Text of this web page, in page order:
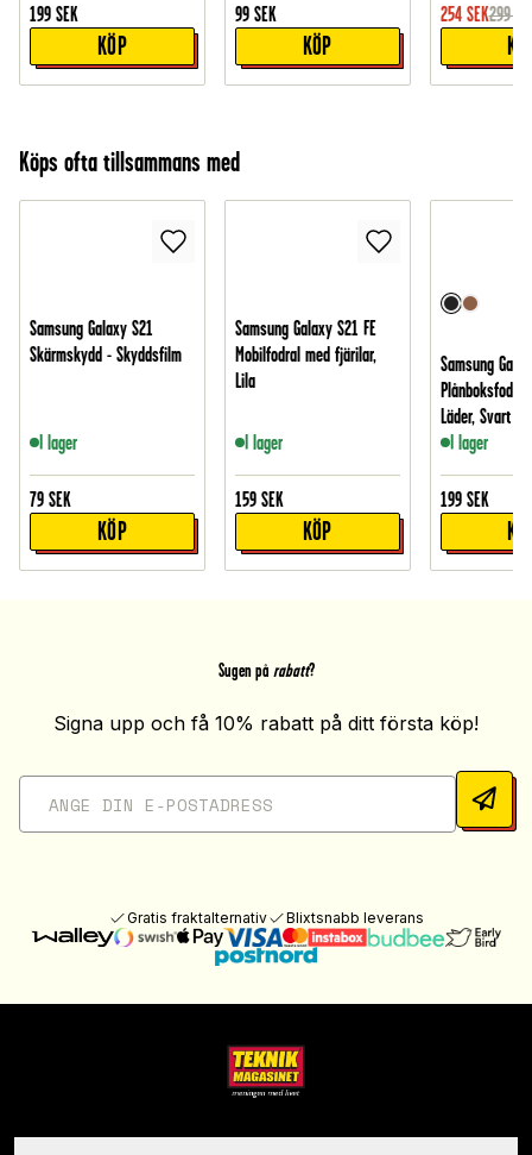
199 SEK
KÖP
99 SEK
KÖP
254 SEK299
Köps ofta tillsammans med
Samsung Galaxy S21
Skärmskydd - Skyddsfilm
I lager
79 SEK
KÖP
Samsung Galaxy S21 FE
Mobilfodral med fjärilar,
Lila
I lager
159 SEK
KÖP
Samsung
Läder, Svart
I lager
199 SEK
Sugen på rabatt?
Signa upp och få 10% rabatt på ditt första köp!
Gratis fraktalternativ Blixtsnabb leverans